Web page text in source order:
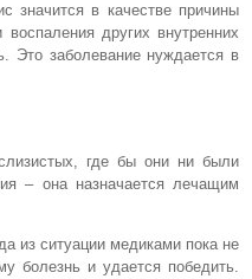
значится в качестве причины
других внутренних
Это заболевание нуждается в
где бы они ни были
– она назначается лечащим
из ситуации медиками пока не
болезнь и удается победить.